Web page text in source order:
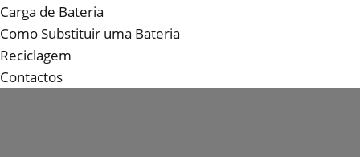
Carga de Bateria
Como Substituir uma Bateria
Reciclagem
Contactos